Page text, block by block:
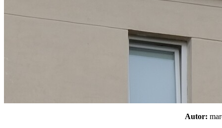
Autor: